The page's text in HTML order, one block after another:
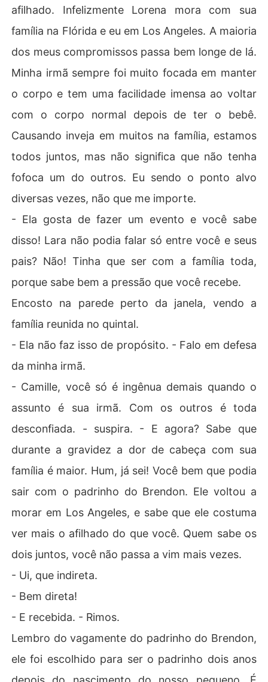
afilhado. Infelizmente Lorena mora com sua
família na Flórida e eu em Los Angeles. A maioria
dos meus compromissos passa bem longe de lá.
Minha irmã sempre foi muito focada em manter
o corpo e tem uma facilidade imensa ao voltar
com o corpo normal depois de ter o bebê.
Causando inveja em muitos na família, estamos
todos juntos, mas não significa que não tenha
fofoca um do outros. Eu sendo o ponto alvo
diversas vezes, não que me importe.
- Ela gosta de fazer um evento e você sabe
disso! Lara não podia falar só entre você e seus
pais? Não! Tinha que ser com a família toda,
porque sabe bem a pressão que você recebe.
Encosto na parede perto da janela, vendo a
família reunida no quintal.
- Ela não faz isso de propósito. - Falo em defesa
da minha irmã.
- Camille, você só é ingênua demais quando o
assunto é sua irmã. Com os outros é toda
desconfiada. - suspira. - E agora? Sabe que
durante a gravidez a dor de cabeça com sua
família é maior. Hum, já sei! Você bem que podia
sair com o padrinho do Brendon. Ele voltou a
morar em Los Angeles, e sabe que ele costuma
ver mais o afilhado do que você. Quem sabe os
dois juntos, você não passa a vim mais vezes.
- Ui, que indireta.
- Bem direta!
- E recebida. - Rimos.
Lembro do vagamente do padrinho do Brendon,
ele foi escolhido para ser o padrinho dois anos